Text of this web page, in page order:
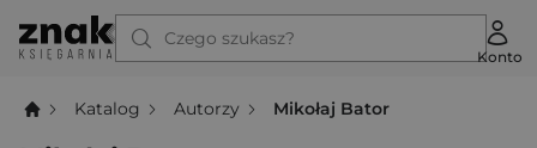
Czego szukasz?
Konto
Katalog Autorzy Mikołaj Bator